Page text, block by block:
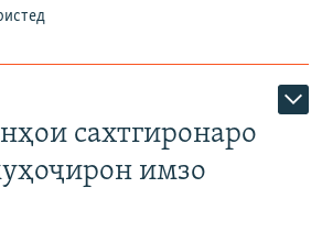
сахтгиронаро
имзо